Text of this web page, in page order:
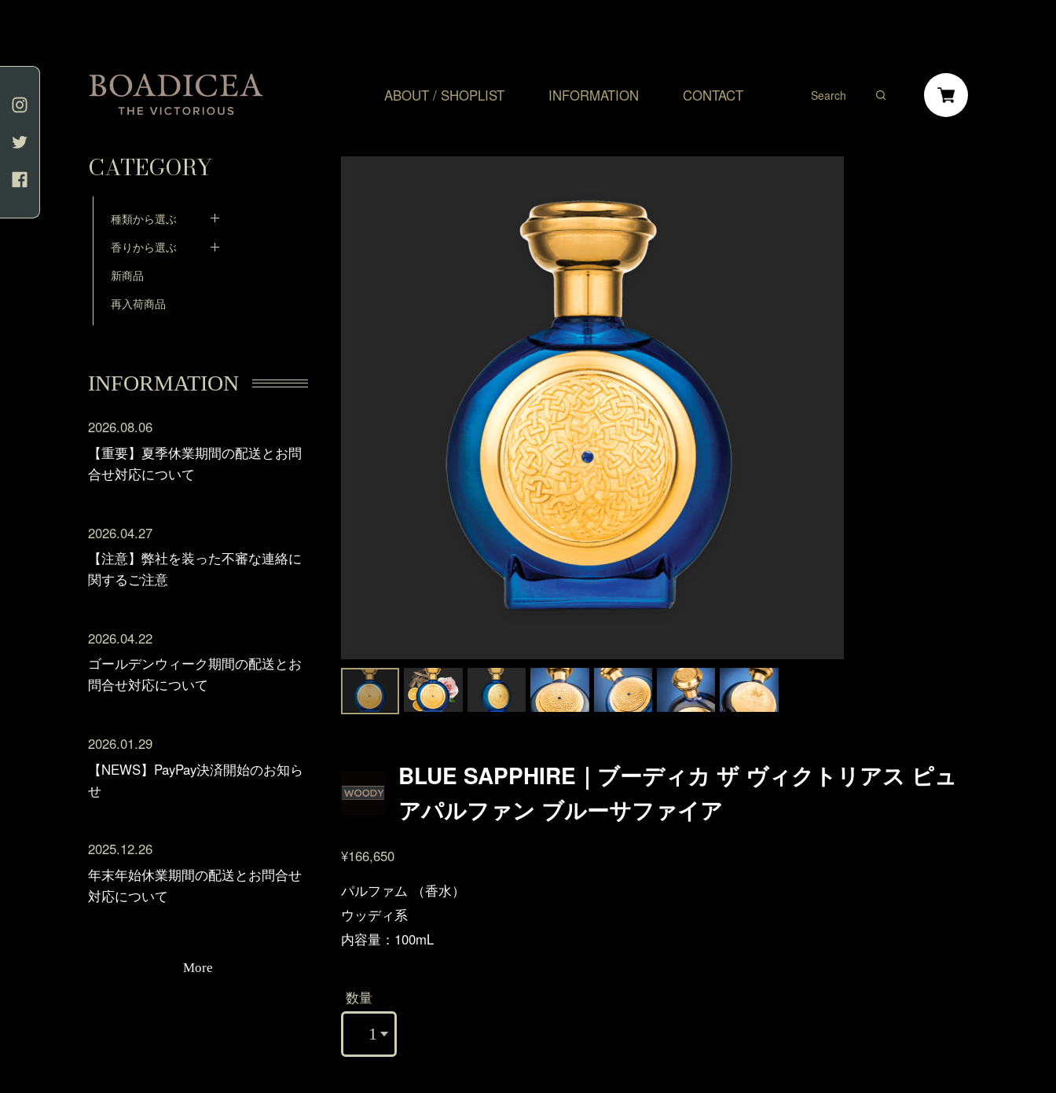
ABOUT / SHOPLIST INFORMATION CONTACT
BLUE SAPPHIRE｜ブーディカ ザ ヴィクトリアス ピュ
アパルファン ブルーサファイア
¥166,650
パルファム （香水）
ウッディ系
内容量：100mL
数量
CATEGORY
種類から選ぶ
香りから選ぶ
新商品
再入荷商品
INFORMATION
2026.08.06
【重要】夏季休業期間の配送とお問
合せ対応について
2026.04.27
【注意】弊社を装った不審な連絡に
関するご注意
2026.04.22
ゴールデンウィーク期間の配送とお
問合せ対応について
2026.01.29
【NEWS】PayPay決済開始のお知ら
せ
2025.12.26
年末年始休業期間の配送とお問合せ
対応について
More